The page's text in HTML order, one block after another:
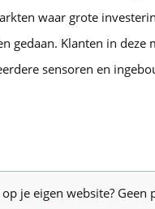
waar grote
gedaan. Klanten in deze
sensoren en
je eigen website? Geen